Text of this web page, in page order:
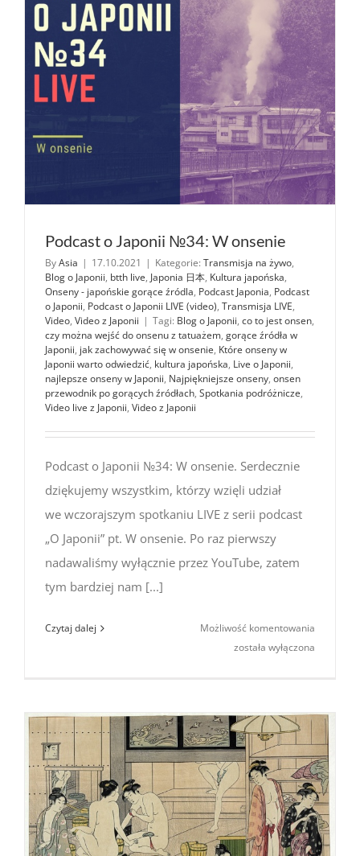
Podcast o Japonii №34: W onsenie
ByAsia | 17.10.2021 | Kategorie: Transmisja na żywo,
Blog o Japonii, btth live, Japonia 日本, Kultura japońska,
Onseny - japońskie gorące źródla, Podcast Japonia, Podcast
o Japonii, Podcast o Japonii LIVE (video), Transmisja LIVE,
Video, Video z Japonii | Tagi: Blog o Japonii, co to jest onsen,
czy można wejść do onsenu z tatuażem, gorące źródła w
Japonii, jak zachowywać się w onsenie, Które onseny w
Japonii warto odwiedzić, kultura japońska, Live o Japonii,
najlepsze onseny w Japonii, Najpiękniejsze onseny, onsen
przewodnik po gorących źródłach, Spotkania podróżnicze,
Video live z Japonii, Video z Japonii
Podcast o Japonii №34: W onsenie. Serdecznie
dziękujemy wszystkim, którzy wzięli udział
we wczorajszym spotkaniu LIVE z serii podcast
„O Japonii” pt. W onsenie. Po raz pierwszy
nadawaliśmy wyłącznie przez YouTube, zatem
tym bardziej nam [...]
Czytaj dalej Możliwość komentowania
została wyłączona